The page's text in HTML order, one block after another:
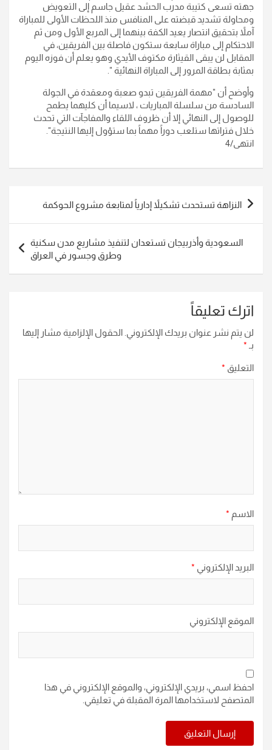
جهته تسعى كتيبة مدرب الحشد عقيل جاسم إلى التعويض
ومحاولة تشديد قبضته على المنافس منذ اللحظات الأولى للمباراة
آملاً بتحقيق انتصار يعيد الكفة بينهما إلى المربع الأول ومن ثم
الاحتكام إلى مباراة سابعة ستكون فاصلة بين الفريقين، في
المقابل لن يبقى القيثارة مكتوف الأيدي وهو يعلم أن فوزه اليوم
بمثابة بطاقة المرور إلى المباراة النهائية ".
وأوضح أن "مهمة الفريقين تبدو صعبة ومعقدة في الجولة
السادسة من سلسلة المباريات ، لاسيما أن كليهما يطمح
للوصول إلى النهائي إلا أن ظروف اللقاء والمفاجآت التي تحدث
خلال فتراتها ستلعب دوراً مهماً بما ستؤول إليها النتيجة".
انتهى/4
تصفّح
المقالات
النزاهة تستحدث تشكيلاً إدارياً لمتابعة مشروع الحوكمة
السعودية وأذربيجان تستعدان لتنفيذ مشاريع مدن سكنية
وطرق وجسور في العراق
اترك تعليقاً
لن يتم نشر عنوان بريدك الإلكتروني. الحقول الإلزامية مشار إليها
بـ *
التعليق *
الاسم *
البريد الإلكتروني *
الموقع الإلكتروني
احفظ اسمي، بريدي الإلكتروني، والموقع الإلكتروني في هذا
المتصفح لاستخدامها المرة المقبلة في تعليقي.